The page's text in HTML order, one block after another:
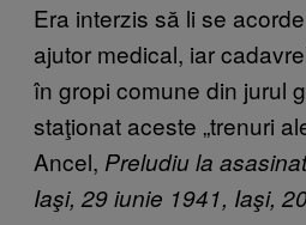
Era interzis să li se
ajutor medical, iar
în gropi comune din jurul
staţionat aceste „trenuri
Ancel, Preludiu la
Iaşi, 29 iunie 1941, Iaşi,